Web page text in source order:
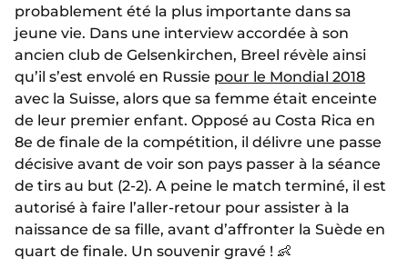
probablement été la plus importante dans sa
jeune vie. Dans une interview accordée à son
ancien club de Gelsenkirchen, Breel révèle ainsi
qu’il s’est envolé en Russie pour le Mondial 2018
avec la Suisse, alors que sa femme était enceinte
de leur premier enfant. Opposé au Costa Rica en
8e de finale de la compétition, il délivre une passe
décisive avant de voir son pays passer à la séance
de tirs au but (2-2). A peine le match terminé, il est
autorisé à faire l’aller-retour pour assister à la
naissance de sa fille, avant d’affronter la Suède en
quart de finale. Un souvenir gravé ! 👶